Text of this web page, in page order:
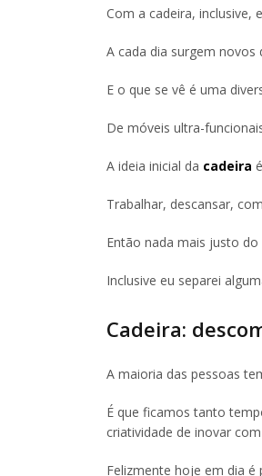
Com a cadeira,
A cada dia surgem novos
E o que se vê é uma
De móveis ultra-
A ideia inicial da cadeira
Trabalhar, descansar,
Então nada mais justo
Inclusive eu separei
Cadeira:
A maioria das pessoas
É que ficamos tanto
criatividade de inovar
Felizmente hoje em dia é